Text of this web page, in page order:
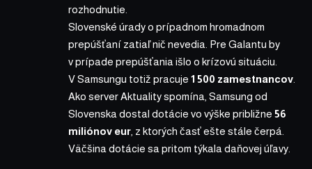
rozhodnutie.
Slovenské úrady o prípadnom hromadnom
prepúšťaní zatiaľ nič nevedia. Pre Galantu by
v prípade prepúšťania išlo o krízovú situáciu.
V Samsungu totiž pracuje 1 500 zamestnancov
Ako server Aktualityspomína , Samsung od
Slovenska dostal dotácie vo výške približne 56
miliónov eur , z ktorých časť ešte stále čerpá.
Väčšina dotácie sa pritom týkala daňovej úľavy.